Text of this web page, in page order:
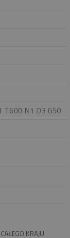
T600 N1 D3 G50
KRAJU